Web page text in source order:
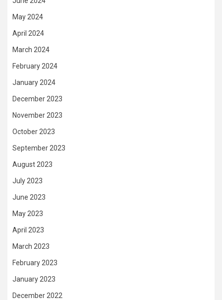
May 2024
April 2024
March 2024
February 2024
January 2024
December 2023
November 2023
October 2023
September 2023
August 2023
July 2023
June 2023
May 2023
April 2023
March 2023
February 2023
January 2023
December 2022